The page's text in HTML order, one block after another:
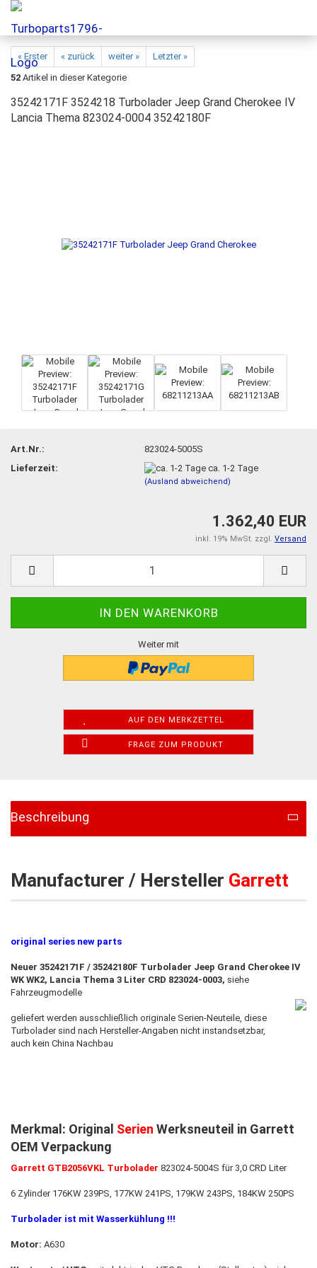
« Erster « zurück weiter »
Letzter »
52 Artikel in dieser Kategorie
35242171F 3524218 Turbolader Jeep Grand Cherokee IV
Lancia Thema 823024-0004 35242180F
Art.Nr.:
823024-5005S
Lieferzeit:
ca. 1-2 Tage
(Ausland abweichend)
1.362,40 EUR
inkl. 19% MwSt. zzgl. Versand
Weiter mit
AUF DEN MERKZETTEL
FRAGE ZUM PRODUKT
Beschreibung
Manufacturer / Hersteller Garrett
original series new parts
Neuer 35242171F / 35242180F Turbolader Jeep Grand Cherokee IV
WK WK2, Lancia Thema 3 Liter CRD 823024-0003, siehe
Fahrzeugmodelle
geliefert werden ausschließlich originale Serien-Neuteile, diese
Turbolader sind nach Hersteller-Angaben nicht instandsetzbar,
auch kein China Nachbau
Merkmal: Original Serien Werksneuteil in Garrett
OEM Verpackung
Garrett GTB2056VKL Turbolader 823024-5004S für 3,0 CRD Liter
6 Zylinder 176KW 239PS, 177KW 241PS, 179KW 243PS, 184KW 250PS
Turbolader ist mit Wasserkühlung !!!
Motor: A630